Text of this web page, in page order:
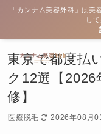
「カンナム美容外科」は美
し
東京で都度払
ク12選【2026
修】
医療脱毛 2026年08月